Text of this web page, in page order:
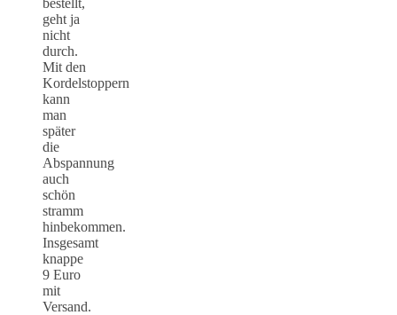
geht ja
nicht
durch.
Mit den
Kordelstoppern
kann
man
später
die
Abspannung
auch
schön
stramm
hinbekommen.
Insgesamt
knappe
9 Euro
mit
Versand.